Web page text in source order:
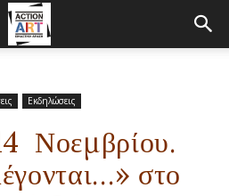
Εκδηλώσεις
Νοεμβρίου.
στο